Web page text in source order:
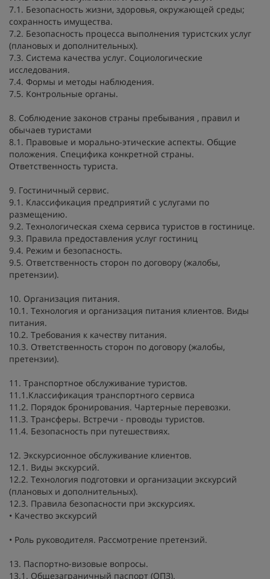
7.1. Безопасность жизни, здоровья, окружающей среды;
сохранность имущества.
7.2. Безопасность процесса выполнения туристских услуг
(плановых и дополнительных).
7.3. Система качества услуг. Социологические
исследования.
7.4. Формы и методы наблюдения.
7.5. Контрольные органы.
8. Соблюдение законов страны пребывания , правил и
обычаев туристами
8.1. Правовые и морально-этические аспекты. Общие
положения. Специфика конкретной страны.
Ответственность туриста.
9. Гостиничный сервис.
9.1. Классификация предприятий с услугами по
размещению.
9.2. Технологическая схема сервиса туристов в гостинице.
9.3. Правила предоставления услуг гостиниц
9.4. Режим и безопасность.
9.5. Ответственность сторон по договору (жалобы,
претензии).
10. Организация питания.
10.1. Технология и организация питания клиентов. Виды
питания.
10.2. Требования к качеству питания.
10.3. Ответственность сторон по договору (жалобы,
претензии).
11. Транспортное обслуживание туристов.
11.1.Классификация транспортного сервиса
11.2. Порядок бронирования. Чартерные перевозки.
11.3. Трансферы. Встречи - проводы туристов.
11.4. Безопасность при путешествиях.
12. Экскурсионное обслуживание клиентов.
12.1. Виды экскурсий.
12.2. Технология подготовки и организации экскурсий
(плановых и дополнительных).
12.3. Правила безопасности при экскурсиях.
• Качество экскурсий
• Роль руководителя. Рассмотрение претензий.
13. Паспортно-визовые вопросы.
13.1. Общезаграничный паспорт (ОПЗ).